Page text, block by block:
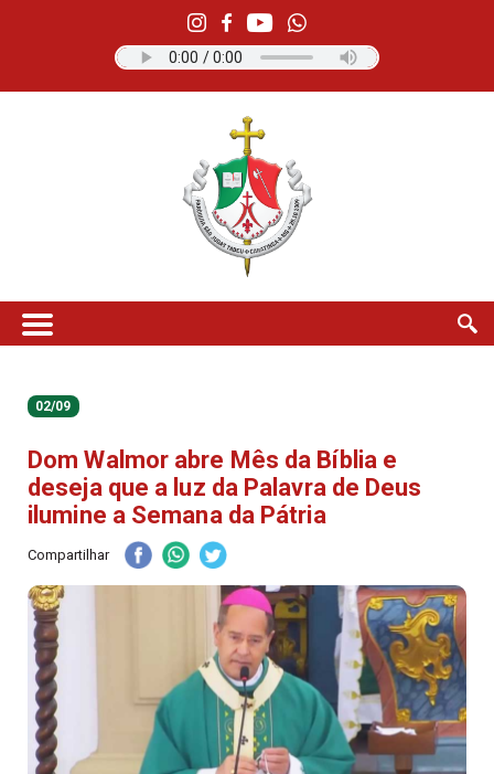
02/09
Dom Walmor abre Mês da Bíblia e
deseja que a luz da Palavra de Deus
ilumine a Semana da Pátria
Compartilhar